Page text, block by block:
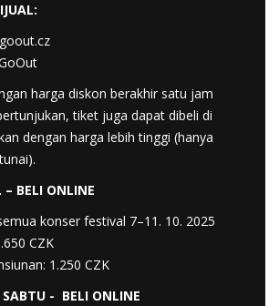
harga diskon berakhir satu jam
tiket juga dapat dibeli di
dengan harga lebih tinggi (hanya
– BELI ONLINE
konser festival 7–11. 10. 2025
CZK
1.250 CZK
- BELI ONLINE